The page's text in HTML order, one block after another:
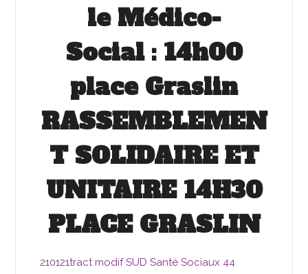
le Médico-
Social : 14h00
place Graslin
RASSEMBLEMEN
T SOLIDAIRE ET
UNITAIRE 14H30
PLACE GRASLIN
210121tract modif SUD Santé Sociaux 44